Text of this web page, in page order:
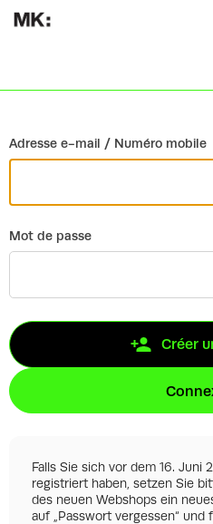
Adresse e-mail / Numéro mobile
Mot de passe
Créer
Falls Sie sich vor dem 16. Juni
registriert haben, setzen Sie
des neuen Webshops ein
auf „Passwort vergessen“ und